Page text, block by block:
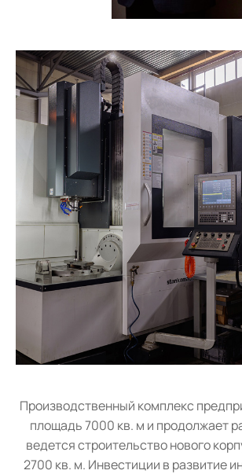
Производственный комплекс
площадь 7000 кв. м и продолжает
ведется строительство нового
2700 кв. м. Инвестиции в развитие